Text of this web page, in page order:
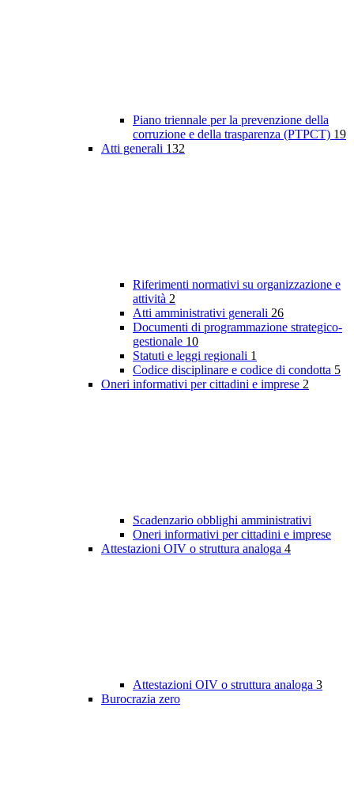
Piano triennale per la prevenzione della
corruzione e della trasparenza (PTPCT) 19
Atti generali 132
Riferimenti normativi su organizzazione e
attività 2
Atti amministrativi generali 26
Documenti di programmazione strategico-
gestionale 10
Statuti e leggi regionali 1
Codice disciplinare e codice di condotta 5
Oneri informativi per cittadini e imprese 2
Scadenzario obblighi amministrativi
Oneri informativi per cittadini e imprese
Attestazioni OIV o struttura analoga 4
Attestazioni OIV o struttura analoga 3
Burocrazia zero